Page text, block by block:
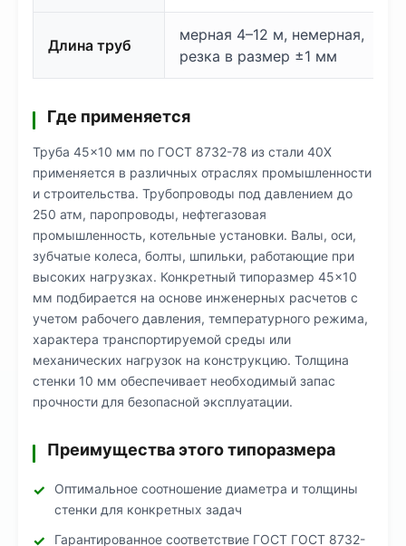
Длина труб
мерная 4–12 м, немерная,
резка в размер ±1 мм
Где применяется
Труба 45×10 мм по ГОСТ 8732-78 из стали 40Х
применяется в различных отраслях промышленности
и строительства. Трубопроводы под давлением до
250 атм, паропроводы, нефтегазовая
промышленность, котельные установки. Валы, оси,
зубчатые колеса, болты, шпильки, работающие при
высоких нагрузках. Конкретный типоразмер 45×10
мм подбирается на основе инженерных расчетов с
учетом рабочего давления, температурного режима,
характера транспортируемой среды или
механических нагрузок на конструкцию. Толщина
стенки 10 мм обеспечивает необходимый запас
прочности для безопасной эксплуатации.
Преимущества этого типоразмера
Оптимальное соотношение диаметра и толщины
стенки для конкретных задач
Гарантированное соответствие ГОСТ ГОСТ 8732-